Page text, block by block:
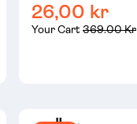
26,00 kr
Your Cart369.00 Kr